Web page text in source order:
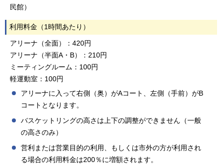
民館）
利用料金（1時間あたり）
アリーナ（全面）：420円
アリーナ（半面A・B）：210円
ミーティングルーム：100円
軽運動室：100円
アリーナに入って右側（奥）がAコート、左側（手前）がB
コートとなります。
バスケットリングの高さは上下の調整ができません（一般
の高さのみ）
営利または営業目的の利用、もしくは市外の方が利用され
る場合の利用料金は200％に増額されます。